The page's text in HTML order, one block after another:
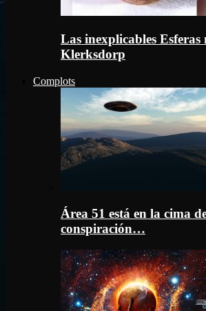
Las inexplicables Esferas
Klerksdorp
Complots
Área 51 está en la cima
conspiración…